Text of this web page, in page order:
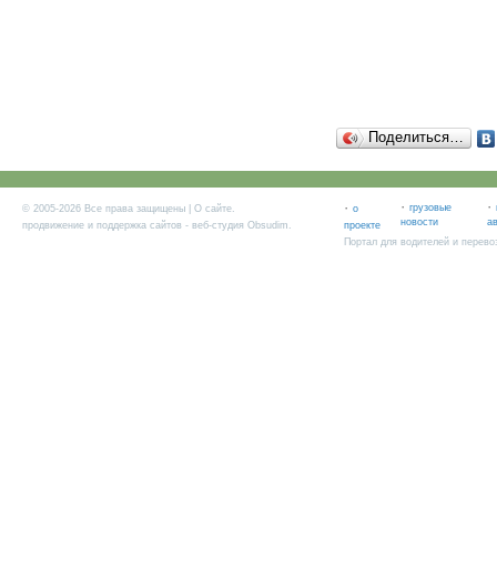
Поделиться…
© 2005-2026 Все права защищены | О сайте.
продвижение и поддержка сайтов - веб-студия Obsudim.
· о
проекте
· грузовые
новости
·
Портал для водителей и